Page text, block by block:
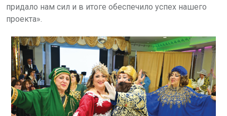
придало нам сил и в итоге обеспечило успех нашего
проекта».